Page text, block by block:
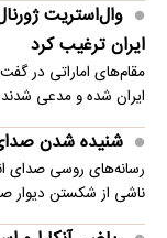
وال‌استریت
ایران ترغیب کرد
مقام‌های اماراتی در
ایران شده و مدعی
شنیده شدن
رسانه‌های روسی صدای
ناشی از شکستن دیوار